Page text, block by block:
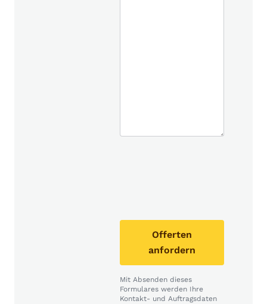
Offerten
anfordern
Mit Absenden dieses
Formulares werden Ihre
Kontakt- und Auftragsdaten